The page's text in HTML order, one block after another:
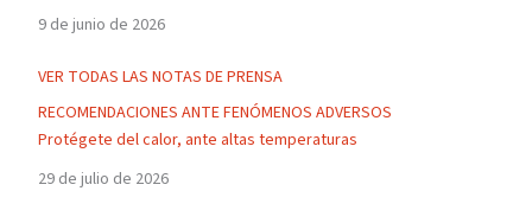
9 de junio de 2026
VER TODAS LAS NOTAS DE PRENSA
RECOMENDACIONES ANTE FENÓMENOS ADVERSOS
Protégete del calor, ante altas temperaturas
29 de julio de 2026